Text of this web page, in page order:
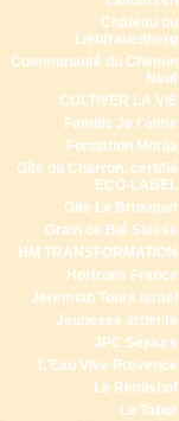
Château du
Liebfrauenberg
Communauté du Chemin
Neuf
CULTIVER LA VIE
Famille Je t'aime
Fondation Morija
Gîte du Charron, certifié
ECO-LABEL
Gite Le Brusquet
Grain de Blé Suisse
HM TRANSFORMATION
Horizons France
Jeremiah Tours Israël
Jeunesse ardente
JPC Séjours
L'Eau Vive Provence
Le Rimlishof
Le Tabor